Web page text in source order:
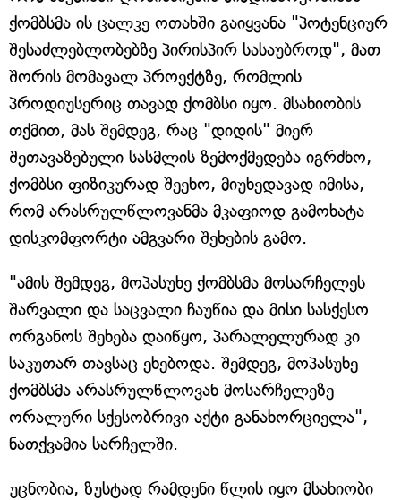
ქომბსმა ის ცალკე ოთახში გაიყვანა "პოტენციურ
შესაძლებლობებზე პირისპირ სასაუბროდ", მათ
შორის მომავალ პროექტზე, რომლის
პროდიუსერიც თავად ქომბსი იყო. მსახიობის
თქმით, მას შემდეგ, რაც "დიდის" მიერ
შეთავაზებული სასმლის ზემოქმედება იგრძნო,
ქომბსი ფიზიკურად შეეხო, მიუხედავად იმისა,
რომ არასრულწლოვანმა მკაფიოდ გამოხატა
დისკომფორტი ამგვარი შეხების გამო.
"ამის შემდეგ, მოპასუხე ქომბსმა მოსარჩელეს
შარვალი და საცვალი ჩაუწია და მისი სასქესო
ორგანოს შეხება დაიწყო, პარალელურად კი
საკუთარ თავსაც ეხებოდა. შემდეგ, მოპასუხე
ქომბსმა არასრულწლოვან მოსარჩელეზე
ორალური სქესობრივი აქტი განახორციელა", —
ნათქვამია სარჩელში.
უცნობია, ზუსტად რამდენი წლის იყო მსახიობი